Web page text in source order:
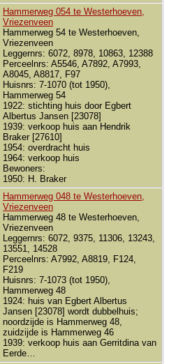
Hammerweg 054 te Westerhoeven,
Vriezenveen
Hammerweg 54 te Westerhoeven,
Vriezenveen
Leggernrs: 6072, 8978, 10863, 12388
Perceelnrs: A5546, A7892, A7993,
A8045, A8817, F97
Huisnrs: 7-1070 (tot 1950),
Hammerweg 54
1922: stichting huis door Egbert
Albertus Jansen [23078]
1939: verkoop huis aan Hendrik
Braker [27610]
1954: overdracht huis
1964: verkoop huis
Bewoners:
1950: H. Braker
Hammerweg 048 te Westerhoeven,
Vriezenveen
Hammerweg 48 te Westerhoeven,
Vriezenveen
Leggernrs: 6072, 9375, 11306, 13243,
13551, 14528
Perceelnrs: A7992, A8819, F124,
F219
Huisnrs: 7-1073 (tot 1950),
Hammerweg 48
1924: huis van Egbert Albertus
Jansen [23078] wordt dubbelhuis;
noordzijde is Hammerweg 48,
zuidzijde is Hammerweg 46
1939: verkoop huis aan Gerritdina van
Eerde…